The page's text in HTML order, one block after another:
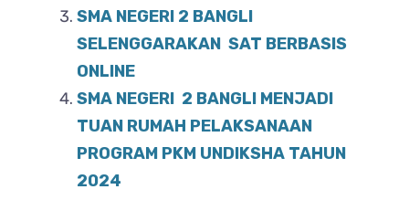
SMA NEGERI 2 BANGLI
SELENGGARAKAN SAT BERBASIS
ONLINE
SMA NEGERI 2 BANGLI MENJADI
TUAN RUMAH PELAKSANAAN
PROGRAM PKM UNDIKSHA TAHUN
2024